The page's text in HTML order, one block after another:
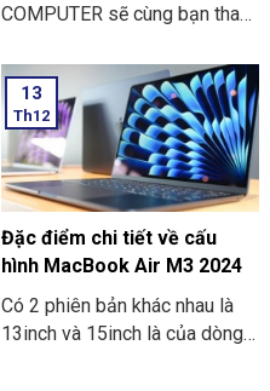
COMPUTER sẽ cùng bạn tham
drum máy in là như thế nào
nhé?
13
Th12
Đặc điểm chi tiết về cấu
hình MacBook Air M3 2024
Có 2 phiên bản khác nhau là
13inch và 15inch là của dòng